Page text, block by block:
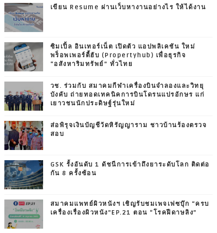
เขียน Resume ผ่านเว็บหางานอย่างไร ให้ได้งาน
ซิมเปิ้ล อินเทอร์เน็ต เปิดตัว แอปพลิเคชัน ใหม่
พร็อพเพอร์ตี้ฮับ (Propertyhub) เพื่อธุรกิจ
“อสังหาริมทรัพย์” ทั่วไทย
วช. ร่วมกับ สมาคมกีฬาเครื่องบินจำลองและวิทยุ
บังคับ ถ่ายทอดเทคนิคการบินโดรนแปรอักษร แก่
เยาวชนนักประดิษฐ์รุ่นใหม่
ส่อพิรุจเงินบัญชีวัดหิรัญญาราม ชาวบ้านร้องตรวจ
สอบ
GSK รั้งอันดับ 1 ดัชนีการเข้าถึงยาระดับโลก ติดต่อ
กัน 8 ครั้งซ้อน
สมาคมแพทย์ผิวหนังฯ เชิญรับชมเพจเฟซบุ๊ก “ครบ
เครื่องเรื่องผิวหนัง”EP.21 ตอน “โรคฝีดาษลิง”